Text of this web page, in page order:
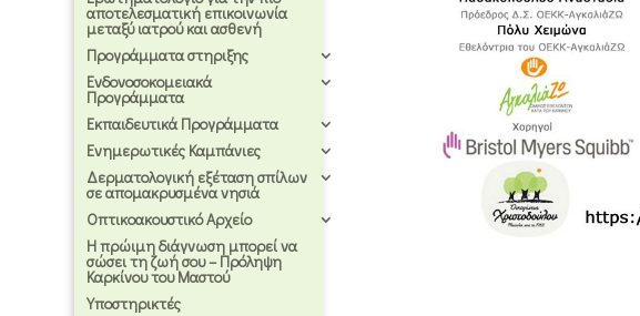
αποτελεσματική επικοινωνία
μεταξύ ιατρού και ασθενή
Προγράμματα στηριξης
Ενδονοσοκομειακά
Προγράμματα
Εκπαιδευτικά Προγράμματα
Ενημερωτικές Καμπάνιες
Δερματολογική εξέταση σπίλων
σε απομακρυσμένα νησιά
Οπτικοακουστικό Αρχείο
Η πρώιμη διάγνωση μπορεί να
σώσει τη ζωή σου – Πρόληψη
Καρκίνου του Μαστού
Υποστηρικτές